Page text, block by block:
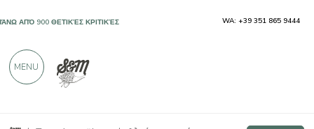
ΑΠΌ 900 ΘΕΤΙΚΈΣ ΚΡΙΤΙΚΈΣ WA: +39 351 865 9444
MENU